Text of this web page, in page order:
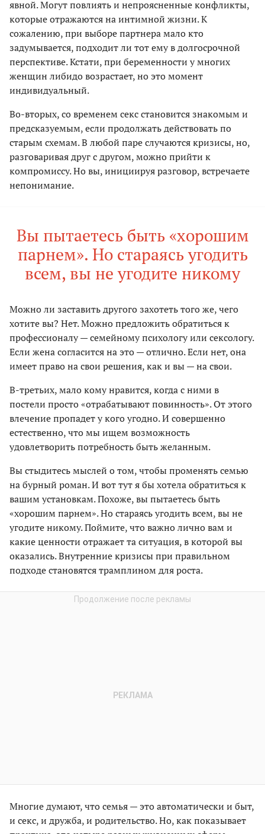
явной. Могут повлиять и непроясненные конфликты,
которые отражаются на интимной жизни. К
сожалению, при выборе партнера мало кто
задумывается, подходит ли тот ему в долгосрочной
перспективе. Кстати, при беременности у многих
женщин либидо возрастает, но это момент
индивидуальный.
Во-вторых, со временем секс становится знакомым и
предсказуемым, если продолжать действовать по
старым схемам. В любой паре случаются кризисы, но,
разговаривая друг с другом, можно прийти к
компромиссу. Но вы, инициируя разговор, встречаете
непонимание.
Вы пытаетесь быть «хорошим
парнем». Но стараясь угодить
всем, вы не угодите никому
Можно ли заставить другого захотеть того же, чего
хотите вы? Нет. Можно предложить обратиться к
профессионалу — семейному психологу или сексологу.
Если жена согласится на это — отлично. Если нет, она
имеет право на свои решения, как и вы — на свои.
В-третьих, мало кому нравится, когда с ними в
постели просто «отрабатывают повинность». От этого
влечение пропадет у кого угодно. И совершенно
естественно, что мы ищем возможность
удовлетворить потребность быть желанным.
Вы стыдитесь мыслей о том, чтобы променять семью
на бурный роман. И вот тут я бы хотела обратиться к
вашим установкам. Похоже, вы пытаетесь быть
«хорошим парнем». Но стараясь угодить всем, вы не
угодите никому. Поймите, что важно лично вам и
какие ценности отражает та ситуация, в которой вы
оказались. Внутренние кризисы при правильном
подходе становятся трамплином для роста.
Многие думают, что семья — это автоматически и быт,
и секс, и дружба, и родительство. Но, как показывает